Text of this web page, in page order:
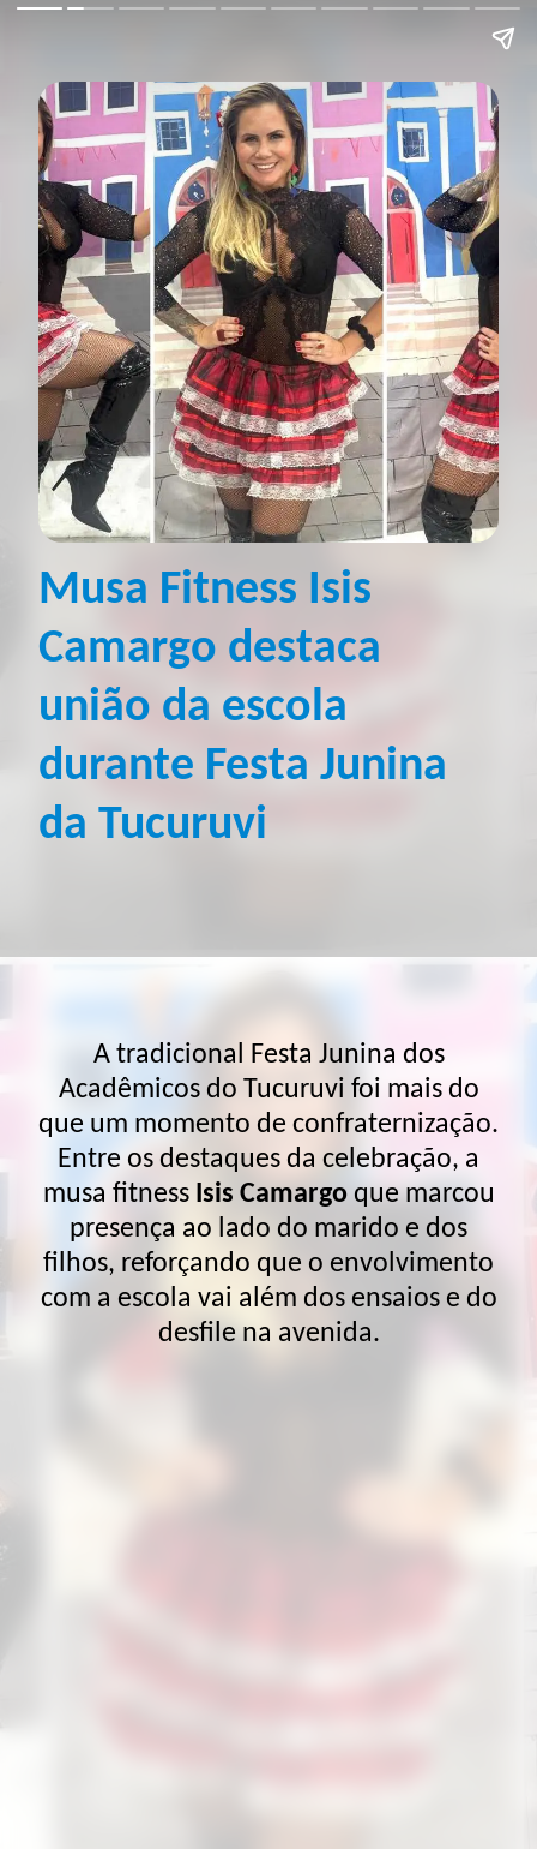
Musa Fitness Isis
Camargo destaca
união da escola
durante Festa Junina
da Tucuruvi
A tradicional Festa Junina dos
Acadêmicos do Tucuruvi foi mais do
que um momento de confraternização.
Entre os destaques da celebração, a
musa fitness Isis Camargoque marcou
presença ao lado do marido e dos
filhos, reforçando que o envolvimento
com a escola vai além dos ensaios e do
desfile na avenida.